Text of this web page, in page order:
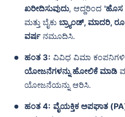
ಖರೀದಿಸುವುದು, ಆದ್ದರಿಂದ 'ಹೊಸ
ಮತ್ತು ಬೈಕು ಬ್ರ್ಯಾಂಡ್, ಮಾದರಿ,
ವರ್ಷನಮೂದಿಸಿ.
ಹಂತ 3: ವಿವಿಧ ವಿಮಾ
ಯೋಜನೆಗಳನ್ನು ಹೋಲಿಕೆ ಮಾಡಿ
ಯೋಜನೆಯನ್ನು ಆರಿಸಿ.
ಹಂತ 4: ವೈಯಕ್ತಿಕ ಅಪಘಾತ